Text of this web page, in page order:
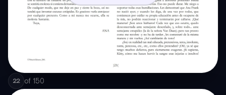
22 of 150